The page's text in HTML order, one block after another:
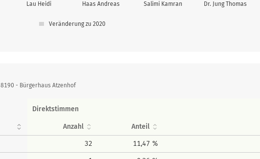
Lau Heidi Haas Andreas Salimi Kamran Dr. Jung Thomas
Veränderung zu 2020
- Bürgerhaus Atzenhof
Direktstimmen
Anzahl Anteil
32 11,47 %